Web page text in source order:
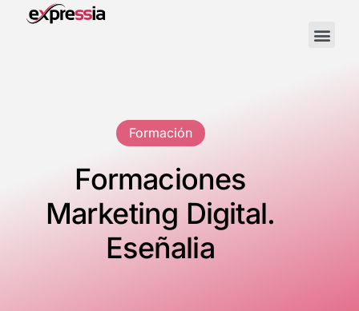
Formación
Formaciones
Marketing Digital.
Eseñalia